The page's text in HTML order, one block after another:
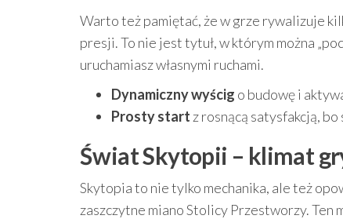
Warto też pamiętać, że w grze rywalizuje
presji. To nie jest tytuł, w którym można
uruchamiasz własnymi ruchami.
Dynamiczny wyścig o budowę i
Prosty start z rosnącą satysfakcją,
Świat Skytopii – klimat
Skytopia to nie tylko mechanika, ale też
zaszczytne miano Stolicy Przestworzy.